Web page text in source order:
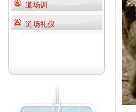
道场训
道场礼仪